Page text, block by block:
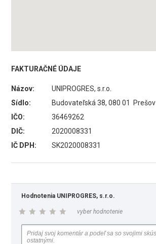
FAKTURAČNÉ ÚDAJE
Názov:
UNIPROGRES, s.r.o.
Sídlo:
Budovateľská 38, 080 01 Prešov
IČO:
36469262
DIČ:
2020008331
IČ DPH:
SK2020008331
Hodnotenia UNIPROGRES, s.r.o.
vyber hodnotenie